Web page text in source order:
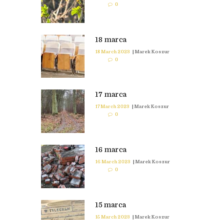
0
18 marca
18 March 2023 | Marek Koszur
0
17 marca
17 March 2023 | Marek Koszur
0
16 marca
16 March 2023 | Marek Koszur
0
15 marca
15 March 2023 | Marek Koszur